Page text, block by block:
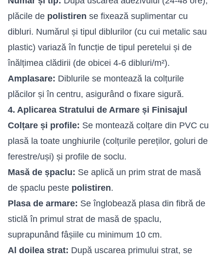
plăcile de polistiren se fixează suplimentar cu
dibluri. Numărul și tipul diblurilor (cu cui metalic sau
plastic) variază în funcție de tipul peretelui și de
înălțimea clădirii (de obicei 4-6 dibluri/m²).
Amplasare: Diblurile se montează la colțurile
plăcilor și în centru, asigurând o fixare sigură.
4. Aplicarea Stratului de Armare și Finisajul
Colțare și profile: Se montează colțare din PVC cu
plasă la toate unghiurile (colțurile pereților, goluri de
ferestre/uși) și profile de soclu.
Masă de șpaclu: Se aplică un prim strat de masă
de șpaclu peste polistiren.
Plasa de armare: Se înglobează plasa din fibră de
sticlă în primul strat de masă de șpaclu,
suprapunând fâșiile cu minimum 10 cm.
Al doilea strat: După uscarea primului strat, se